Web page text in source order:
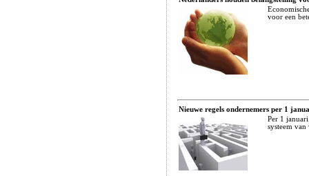
voor een
Nieuwe regels ondernemers per 1
Per 1
systeem